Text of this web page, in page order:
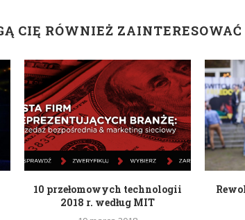
CIĘ RÓWNIEŻ ZAINTERESOWAĆ
10 przełomowych technologii
2018 r. według MIT